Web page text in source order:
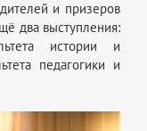
и призеров
два выступления:
истории и
педагогики и